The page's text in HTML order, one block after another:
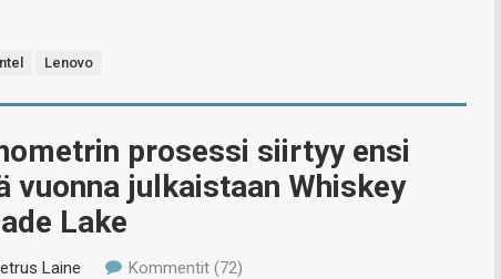
Lenovo
prosessi siirtyy ensi
vuonna julkaistaan Whiskey
Lake
Laine Kommentit (72)